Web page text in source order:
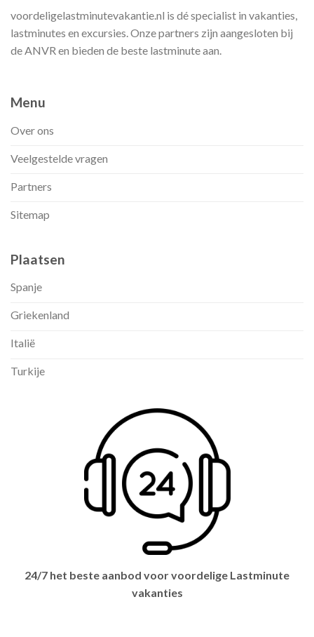
voordeligelastminutevakantie.nl is dé specialist in vakanties,
lastminutes en excursies. Onze partners zijn aangesloten bij
de ANVR en bieden de beste lastminute aan.
Menu
Over ons
Veelgestelde vragen
Partners
Sitemap
Plaatsen
Spanje
Griekenland
Italië
Turkije
24/7 het beste aanbod voor voordelige Lastminute
vakanties